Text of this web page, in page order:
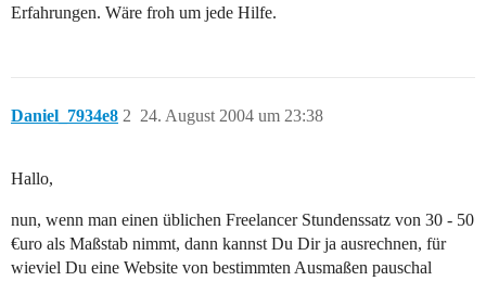
Erfahrungen. Wäre froh um jede Hilfe.
Daniel_7934e8 24. August 2004 um 23:38
2
Hallo,
nun, wenn man einen üblichen Freelancer Stundenssatz von 30 - 50
€uro als Maßstab nimmt, dann kannst Du Dir ja ausrechnen, für
wieviel Du eine Website von bestimmten Ausmaßen pauschal